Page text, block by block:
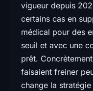
vigueur depuis
certains cas en
médical pour des
seuil et avec une
prêt.
faisaient freiner
change la